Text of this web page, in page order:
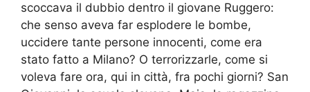
scoccava il dubbio dentro il giovane Ruggero:
che senso aveva far esplodere le bombe,
uccidere tante persone innocenti, come era
stato fatto a Milano? O terrorizzarle, come si
voleva fare ora, qui in città, fra pochi giorni? San